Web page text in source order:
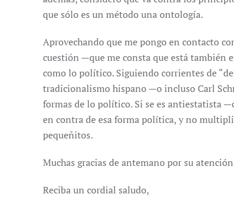
que sólo es un método una ontología.
Aprovechando que me pongo en contacto
cuestión —que me consta que está también
como lo político. Siguiendo corrientes de
tradicionalismo hispano —o incluso Carl
formas de lo político. Si se es antiestatista
en contra de esa forma política, y no
pequeñitos.
Muchas gracias de antemano por su
Reciba un cordial saludo,